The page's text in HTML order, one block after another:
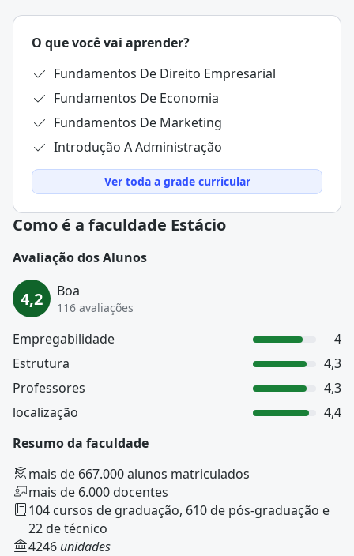
O que você vai aprender?
Fundamentos De Direito Empresarial
Fundamentos De Economia
Fundamentos De Marketing
Introdução A Administração
Ver toda a grade curricular
Como é a faculdade Estácio
Avaliação dos Alunos
4,2 Boa
116 avaliações
Empregabilidade
4
Estrutura
4,3
Professores
4,3
localização
4,4
Resumo da faculdade
mais de 667.000 alunos matriculados
mais de 6.000 docentes
104 cursos de graduação, 610 de pós-graduação e
22 de técnico
4246 unidades